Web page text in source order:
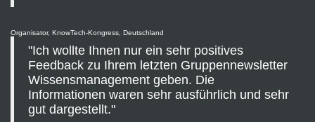
Organisator, KnowTech-Kongress, Deutschland
"Ich wollte Ihnen nur ein sehr positives
Feedback zu Ihrem letzten Gruppennewsletter
Wissensmanagement geben. Die
Informationen waren sehr ausführlich und sehr
gut dargestellt."